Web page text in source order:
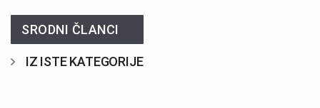
SRODNI ČLANCI
IZ ISTE KATEGORIJE